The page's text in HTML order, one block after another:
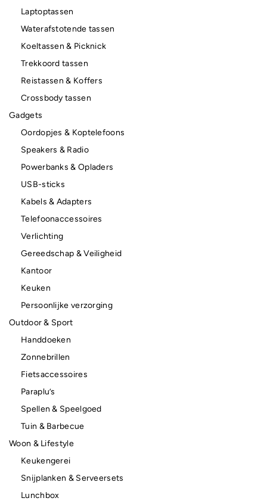
Laptoptassen
Waterafstotende tassen
Koeltassen & Picknick
Trekkoord tassen
Reistassen & Koffers
Crossbody tassen
Gadgets
Oordopjes & Koptelefoons
Speakers & Radio
Powerbanks & Opladers
USB-sticks
Kabels & Adapters
Telefoonaccessoires
Verlichting
Gereedschap & Veiligheid
Kantoor
Keuken
Persoonlijke verzorging
Outdoor & Sport
Handdoeken
Zonnebrillen
Fietsaccessoires
Paraplu’s
Spellen & Speelgoed
Tuin & Barbecue
Woon & Lifestyle
Keukengerei
Snijplanken & Serveersets
Lunchbox